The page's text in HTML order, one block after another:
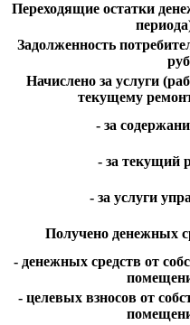
Переходящие остатки
Задолженность
Начислено за услуги
текущему
- за
- за текущий
- за услуги
Получено денежных
- денежных средств от
- целевых взносов от